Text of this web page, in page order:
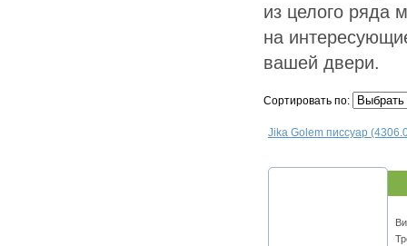
из целого ряда
на
вашей двери.
Сортировать по:
Jika Golem писсуар